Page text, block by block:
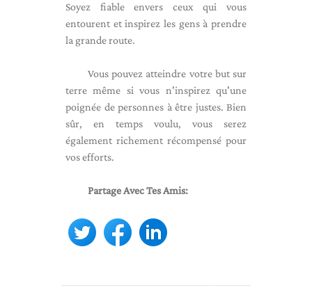
Soyez fiable envers ceux qui vous
entourent et inspirez les gens à prendre
la grande route.
Vous pouvez atteindre votre but sur
terre même si vous n'inspirez qu'une
poignée de personnes à être justes. Bien
sûr, en temps voulu, vous serez
également richement récompensé pour
vos efforts.
Partage Avec Tes Amis: